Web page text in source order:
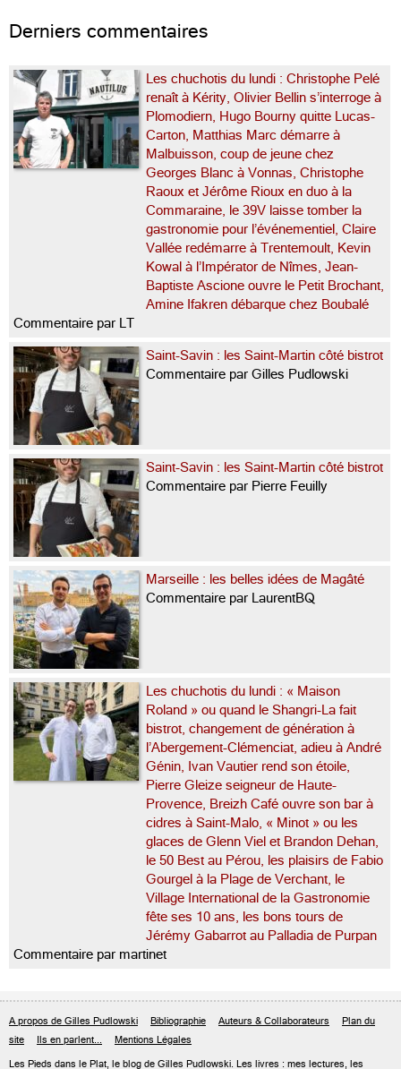
Derniers commentaires
Les chuchotis du lundi : Christophe Pelé
renaît à Kérity, Olivier Bellin s’interroge à
Plomodiern, Hugo Bourny quitte Lucas-
Carton, Matthias Marc démarre à
Malbuisson, coup de jeune chez
Georges Blanc à Vonnas, Christophe
Raoux et Jérôme Rioux en duo à la
Commaraine, le 39V laisse tomber la
gastronomie pour l’événementiel, Claire
Vallée redémarre à Trentemoult, Kevin
Kowal à l’Impérator de Nîmes, Jean-
Baptiste Ascione ouvre le Petit Brochant,
Amine Ifakren débarque chez Boubalé
Commentaire par LT
Saint-Savin : les Saint-Martin côté bistrot
Commentaire par Gilles Pudlowski
Saint-Savin : les Saint-Martin côté bistrot
Commentaire par Pierre Feuilly
Marseille : les belles idées de Magâté
Commentaire par LaurentBQ
Les chuchotis du lundi : « Maison
Roland » ou quand le Shangri-La fait
bistrot, changement de génération à
l’Abergement-Clémenciat, adieu à André
Génin, Ivan Vautier rend son étoile,
Pierre Gleize seigneur de Haute-
Provence, Breizh Café ouvre son bar à
cidres à Saint-Malo, « Minot » ou les
glaces de Glenn Viel et Brandon Dehan,
le 50 Best au Pérou, les plaisirs de Fabio
Gourgel à la Plage de Verchant, le
Village International de la Gastronomie
fête ses 10 ans, les bons tours de
Jérémy Gabarrot au Palladia de Purpan
Commentaire par martinet
A propos de Gilles Pudlowski Bibliographie Auteurs & Collaborateurs
Plan du
site
Ils en parlent... Mentions Légales
Les Pieds dans le Plat, le blog de Gilles Pudlowski. Les livres : mes lectures, les